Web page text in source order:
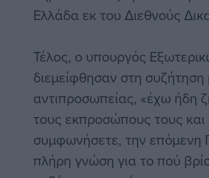
Ελλάδα εκ του Διεθνούς
Τέλος, ο υπουργός
διεμείφθησαν στη συζήτηση
αντιπροσωπείας, «έχω ήδη
τους εκπροσώπους τους
συμφωνήσετε, την επόμενη
πλήρη γνώση για το πού